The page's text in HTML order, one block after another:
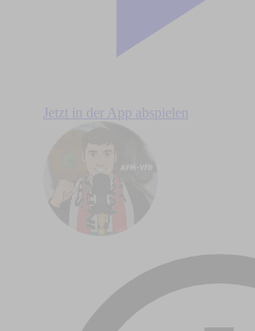
Jetzt in der App abspielen